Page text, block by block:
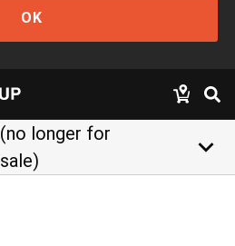
OK
(no longer for
sale)
keyboard_arrow_down